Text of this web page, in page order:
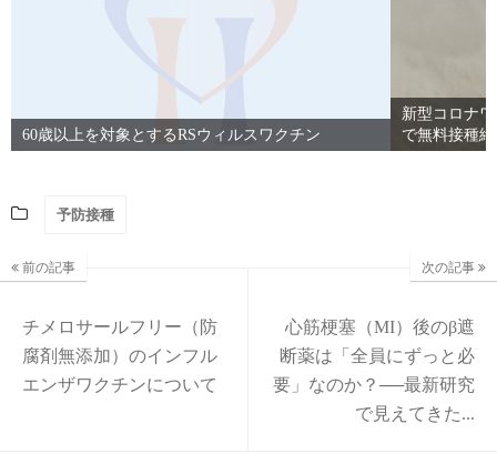
60歳以上を対象とするRSウィルスワクチン
新型コロナ
で無料接種
予防接種
前の記事
チメロサールフリー（防
腐剤無添加）のインフル
エンザワクチンについて
次の記事
心筋梗塞（MI）後のβ遮
断薬は「全員にずっと必
要」なのか？──最新研究
で見えてきた...